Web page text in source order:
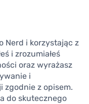
Nerd i korzystając z
i zrozumiałeś
oraz wyrażasz
i
z opisem.
do skutecznego